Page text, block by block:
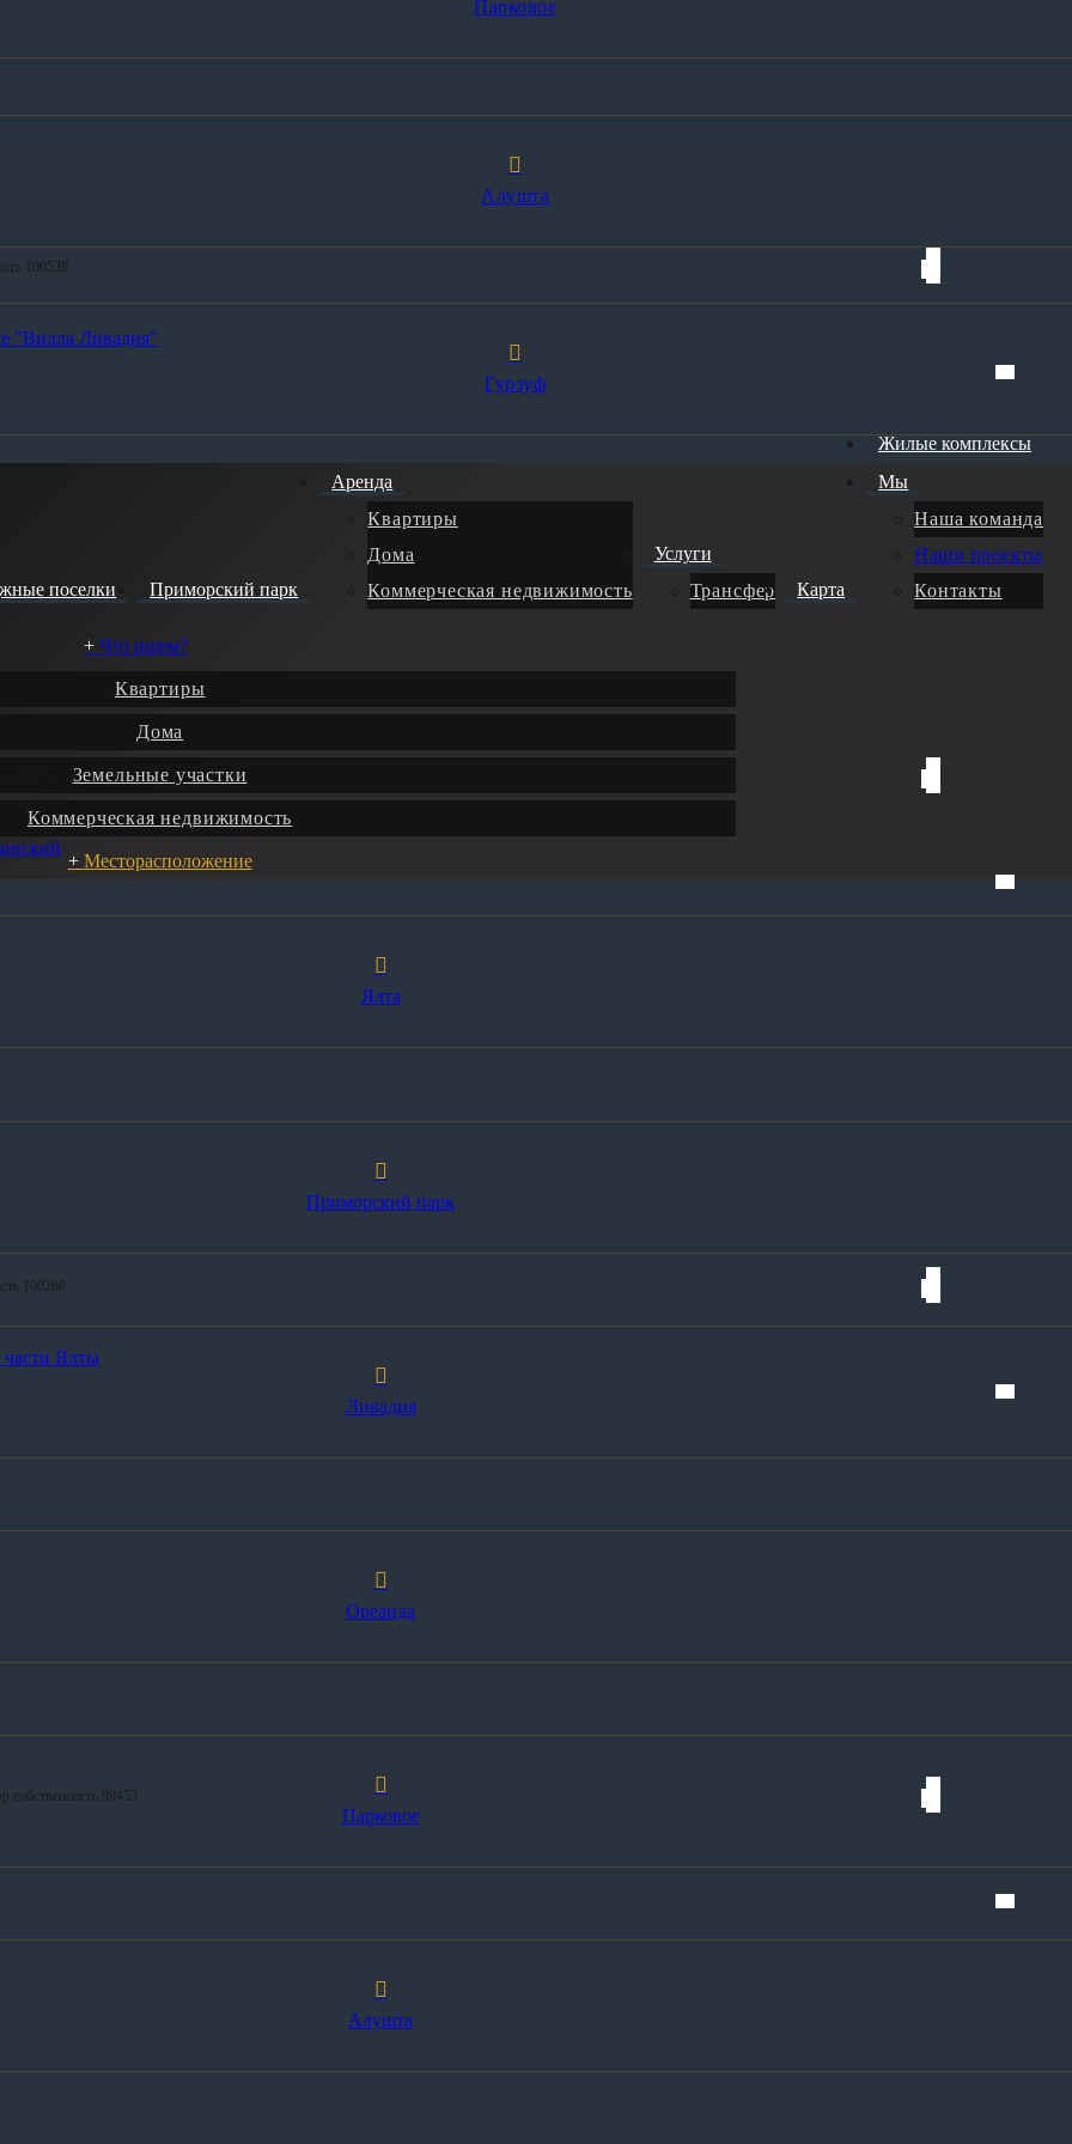
Парковое
Алушта
Гурзуф
Жилые комплексы
поселки Приморский парк
Аренда
Квартиры
Дома
Коммерческая недвижимость
Услуги
Трансфер
Карта
Мы
Наша команда
Наши проекты
Контакты
Что ищем?
Квартиры
Дома
Земельные участки
Коммерческая недвижимость
Месторасположение
Ялта
Приморский парк
Ливадия
Ореанда
Парковое
Алушта
100539
"Вилла Ливадия"
100268
части Ялты
собственность 99453